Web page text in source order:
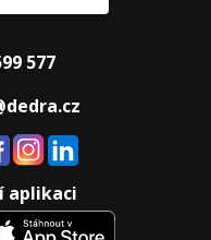
577
aplikaci